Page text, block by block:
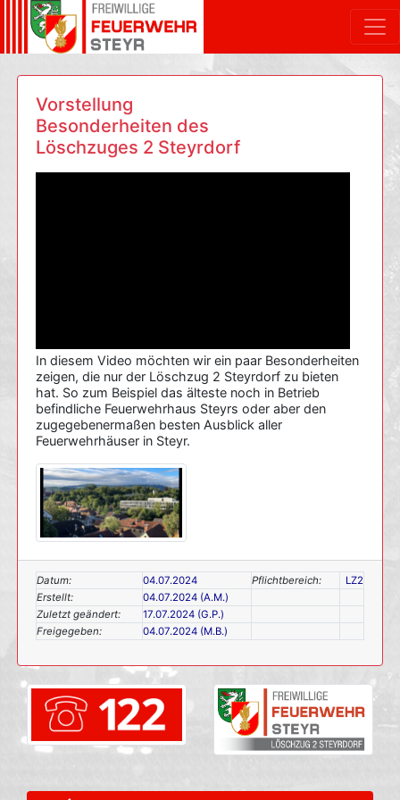
Vorstellung
Besonderheiten des
Löschzuges 2 Steyrdorf
In diesem Video möchten wir ein paar Besonderheiten
zeigen, die nur der Löschzug 2 Steyrdorf zu bieten
hat. So zum Beispiel das älteste noch in Betrieb
befindliche Feuerwehrhaus Steyrs oder aber den
zugegebenermaßen besten Ausblick aller
Feuerwehrhäuser in Steyr.
Datum: 04.07.2024 Pflichtbereich:
LZ2
Erstellt:
04.07.2024 (A.M.)
Zuletzt geändert:
17.07.2024 (G.P.)
Freigegeben:
04.07.2024 (M.B.)